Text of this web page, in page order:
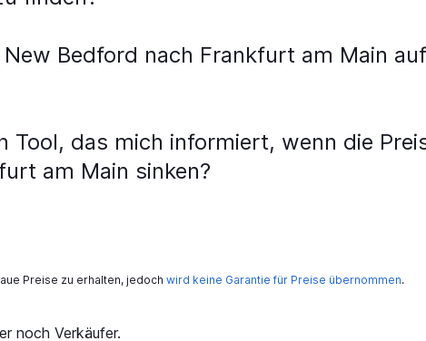
Bedford nach Frankfurt am Main
Tool, das mich informiert, wenn die
am Main sinken?
Preise zu erhalten, jedoch wird keine Garantie für Preise übernommen.
noch Verkäufer.